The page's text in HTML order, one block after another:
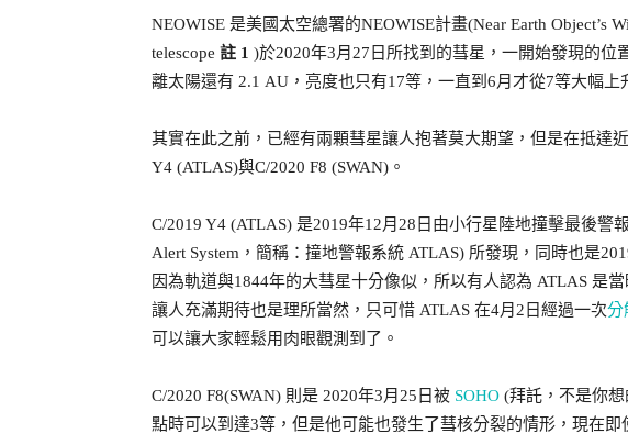
NEOWISE 是美國太空總署的NEOWISE計畫(Near Earth Object’s
telescope 註 1 )於2020年3月27日所找到的彗星，一開始發現的位
離太陽還有 2.1 AU，亮度也只有17等，一直到6月才從7等大幅上
其實在此之前，已經有兩顆彗星讓人抱著莫大期望，但是在抵達
Y4 (ATLAS)與C/2020 F8 (SWAN)。
C/2019 Y4 (ATLAS) 是2019年12月28日由小行星陸地撞擊最後警
Alert System，簡稱：撞地警報系統 ATLAS) 所發現，同時也是
因為軌道與1844年的大彗星十分像似，所以有人認為 ATLAS 是
讓人充滿期待也是理所當然，只可惜 ATLAS 在4月2日經過一次分
可以讓大家輕鬆用肉眼觀測到了。
C/2020 F8(SWAN) 則是 2020年3月25日被 SOHO (拜託，不是你
點時可以到達3等，但是他可能也發生了彗核分裂的情形，現在即